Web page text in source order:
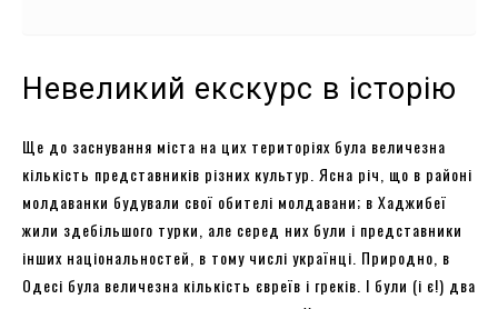
Невеликий екскурс в історію
Ще до заснування міста на цих територіях була величезна
кількість представників різних культур. Ясна річ, що в районі
молдаванки будували свої обителі молдавани; в Хаджибеї
жили здебільшого турки, але серед них були і представники
інших національностей, в тому числі українці. Природно, в
Одесі була величезна кількість євреїв і греків. І були (і є!) два